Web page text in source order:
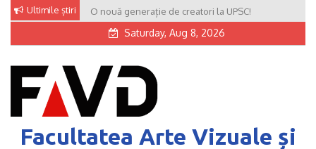
Skip
content
Ultimile știri O nouă generație de creatori la UPSC!
Saturday, Aug 8, 2026
Facultatea Arte Vizuale și